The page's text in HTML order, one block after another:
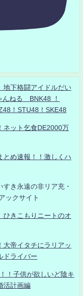
下格闘アイドルだい
ねる BNK48 ！
！STU48！SKE48
ネット乞食DE2000万
とめ速報！！激しくハ
き永遠の非リア充・
ックサイト
きこもりニートのオ
大帝イタチにラリアッ
ドライバー
！子供が欲しいど陰キ
活計画編